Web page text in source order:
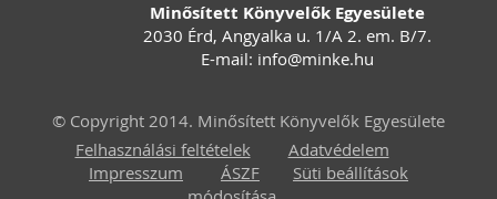
Minősített Könyvelők Egyesülete
2030 Érd, Angyalka u. 1/A 2. em. B/7.
E-mail: info@minke.hu
© Copyright 2014. Minősített Könyvelők Egyesülete
Felhasználási feltételek
Adatvédelem
Impresszum
ÁSZF
Süti beállítások